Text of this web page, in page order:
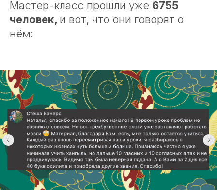
Мастер-класс прошли уже 6755
человек, и вот, что они говорят о
нём: